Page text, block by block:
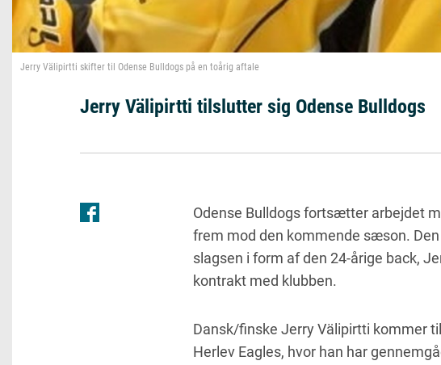
Jerry Välipirtti skifter til Odense Bulldogs på en toårig aftale
Jerry Välipirtti tilslutter sig Odense Bulldogs
Odense Bulldogs fortsætter arbejdet
frem mod den kommende sæson.
slagsen i form af den 24-årige back,
kontrakt med klubben.
Dansk/finske Jerry Välipirtti kommer
Herlev Eagles, hvor han har